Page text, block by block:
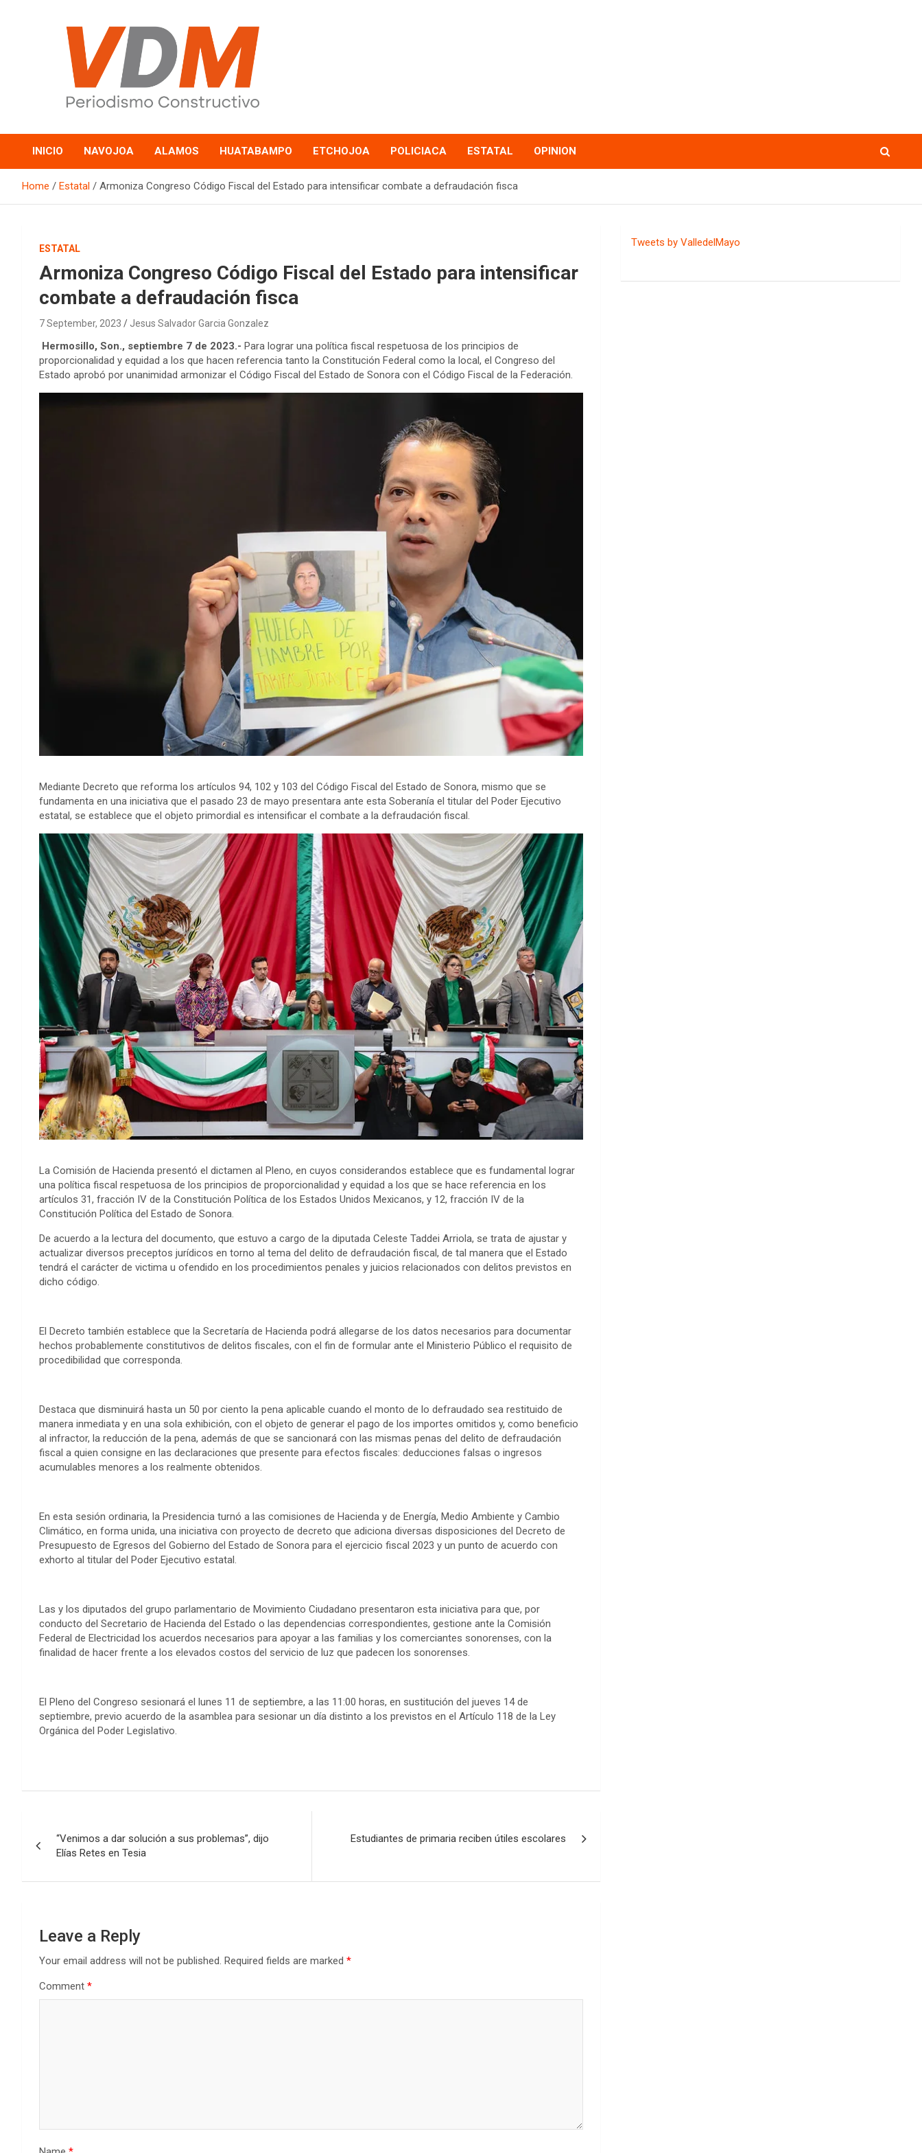
valledelmayo.com
INICIO NAVOJOA ALAMOS HUATABAMPO ETCHOJOA POLICIACA ESTATAL OPINION
Home Estatal Armoniza Congreso Código Fiscal del Estado para intensificar combate a defraudación fisca
ESTATAL
Armoniza Congreso Código Fiscal del Estado para intensificar
combate a defraudación fisca
7 September, 2023 Jesus Salvador Garcia Gonzalez
Hermosillo, Son., septiembre 7 de 2023.- Para lograr una política fiscal respetuosa de los principios de
proporcionalidad y equidad a los que hacen referencia tanto la Constitución Federal como la local, el Congreso del
Estado aprobó por unanimidad armonizar el Código Fiscal del Estado de Sonora con el Código Fiscal de la Federación.
Mediante Decreto que reforma los artículos 94, 102 y 103 del Código Fiscal del Estado de Sonora, mismo que se
fundamenta en una iniciativa que el pasado 23 de mayo presentara ante esta Soberanía el titular del Poder Ejecutivo
estatal, se establece que el objeto primordial es intensificar el combate a la defraudación fiscal.
La Comisión de Hacienda presentó el dictamen al Pleno, en cuyos considerandos establece que es fundamental lograr
una política fiscal respetuosa de los principios de proporcionalidad y equidad a los que se hace referencia en los
artículos 31, fracción IV de la Constitución Política de los Estados Unidos Mexicanos, y 12, fracción IV de la
Constitución Política del Estado de Sonora.
De acuerdo a la lectura del documento, que estuvo a cargo de la diputada Celeste Taddei Arriola, se trata de ajustar y
actualizar diversos preceptos jurídicos en torno al tema del delito de defraudación fiscal, de tal manera que el Estado
tendrá el carácter de victima u ofendido en los procedimientos penales y juicios relacionados con delitos previstos en
dicho código.
El Decreto también establece que la Secretaría de Hacienda podrá allegarse de los datos necesarios para documentar
hechos probablemente constitutivos de delitos fiscales, con el fin de formular ante el Ministerio Público el requisito de
procedibilidad que corresponda.
Destaca que disminuirá hasta un 50 por ciento la pena aplicable cuando el monto de lo defraudado sea restituido de
manera inmediata y en una sola exhibición, con el objeto de generar el pago de los importes omitidos y, como beneficio
al infractor, la reducción de la pena, además de que se sancionará con las mismas penas del delito de defraudación
fiscal a quien consigne en las declaraciones que presente para efectos fiscales: deducciones falsas o ingresos
acumulables menores a los realmente obtenidos.
En esta sesión ordinaria, la Presidencia turnó a las comisiones de Hacienda y de Energía, Medio Ambiente y Cambio
Climático, en forma unida, una iniciativa con proyecto de decreto que adiciona diversas disposiciones del Decreto de
Presupuesto de Egresos del Gobierno del Estado de Sonora para el ejercicio fiscal 2023 y un punto de acuerdo con
exhorto al titular del Poder Ejecutivo estatal.
Las y los diputados del grupo parlamentario de Movimiento Ciudadano presentaron esta iniciativa para que, por
conducto del Secretario de Hacienda del Estado o las dependencias correspondientes, gestione ante la Comisión
Federal de Electricidad los acuerdos necesarios para apoyar a las familias y los comerciantes sonorenses, con la
finalidad de hacer frente a los elevados costos del servicio de luz que padecen los sonorenses.
El Pleno del Congreso sesionará el lunes 11 de septiembre, a las 11:00 horas, en sustitución del jueves 14 de
septiembre, previo acuerdo de la asamblea para sesionar un día distinto a los previstos en el Artículo 118 de la Ley
Orgánica del Poder Legislativo.
navigation
“Venimos a dar solución a sus problemas”, dijo
Elías Retes en Tesia
Estudiantes de primaria reciben útiles escolares
Leave a Reply
Your email address will not be published. Required fields are marked *
Comment *
Tweets by ValledelMayo